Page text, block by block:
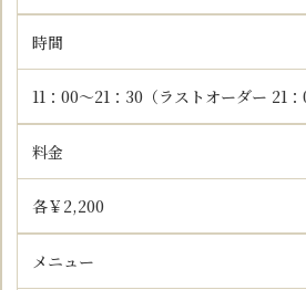
時間
11：00～21：30（ラストオーダー 21：
料金
各￥2,200
メニュー